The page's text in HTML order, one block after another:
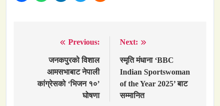
navigation
Previous:
जनकपुरको विशाल
आमसभाबाट नेपाली
कांग्रेसको ‘भिजन १०’
घोषणा
Next:
स्मृति मंधाना ‘BBC
Indian Sportswoman
of the Year 2025’ बाट
सम्मानित